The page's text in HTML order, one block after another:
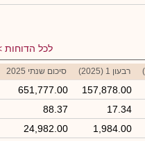
לכל הדוחות
רבעון 1 (2025) סיכום שנתי 2025
157,878.00
651,777.00
17.34
88.37
1,984.00
24,982.00